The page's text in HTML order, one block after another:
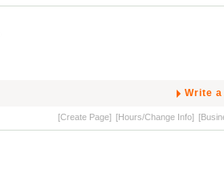
Write
[Create Page] [Hours/Change Info]